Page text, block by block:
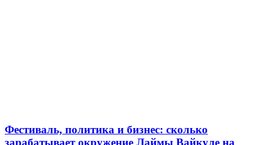
Фестиваль, политика и бизнес: сколько
зарабатывает окружение Лаймы Вайкуле на